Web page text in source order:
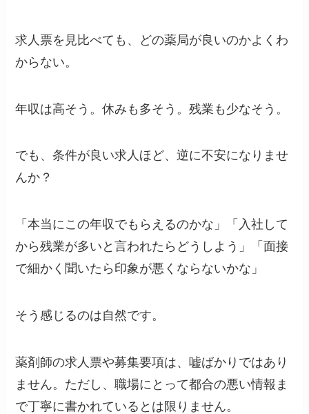
求人票を見比べても、どの薬局が良いのかよくわ
からない。
年収は高そう。休みも多そう。残業も少なそう。
でも、条件が良い求人ほど、逆に不安になりませ
んか？
「本当にこの年収でもらえるのかな」「入社して
から残業が多いと言われたらどうしよう」「面接
で細かく聞いたら印象が悪くならないかな」
そう感じるのは自然です。
薬剤師の求人票や募集要項は、嘘ばかりではあり
ません。ただし、職場にとって都合の悪い情報ま
で丁寧に書かれているとは限りません。